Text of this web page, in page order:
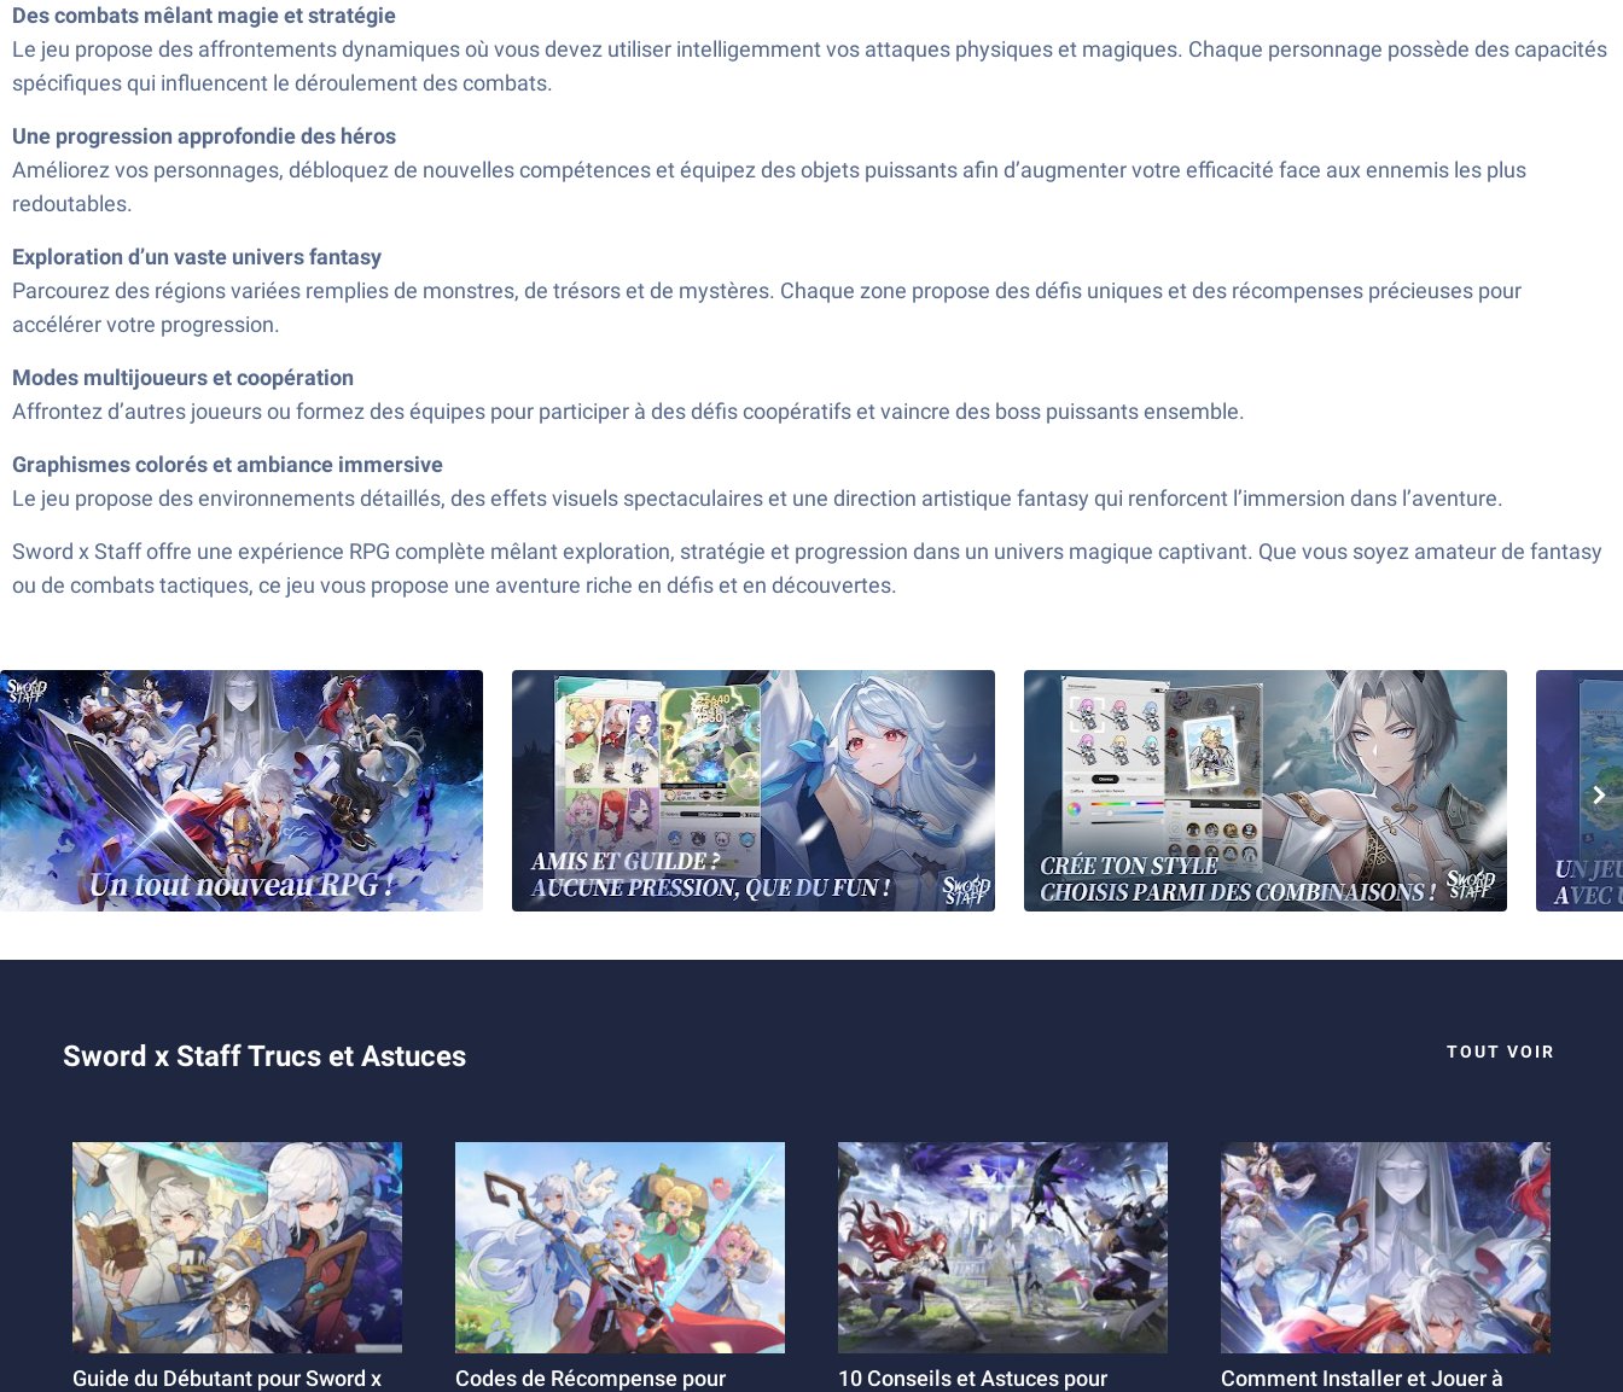
Des combats mêlant magie et stratégie
Le jeu propose des affrontements dynamiques où vous devez utiliser intelligemment vos attaques physiques et magiques. Chaque personnage possède des capacités
spécifiques qui influencent le déroulement des combats.
Une progression approfondie des héros
Améliorez vos personnages, débloquez de nouvelles compétences et équipez des objets puissants afin d’augmenter votre efficacité face aux ennemis les plus
redoutables.
Exploration d’un vaste univers fantasy
Parcourez des régions variées remplies de monstres, de trésors et de mystères. Chaque zone propose des défis uniques et des récompenses précieuses pour
accélérer votre progression.
Modes multijoueurs et coopération
Affrontez d’autres joueurs ou formez des équipes pour participer à des défis coopératifs et vaincre des boss puissants ensemble.
Graphismes colorés et ambiance immersive
Le jeu propose des environnements détaillés, des effets visuels spectaculaires et une direction artistique fantasy qui renforcent l’immersion dans l’aventure.
Sword x Staff offre une expérience RPG complète mêlant exploration, stratégie et progression dans un univers magique captivant. Que vous soyez amateur de fantasy
ou de combats tactiques, ce jeu vous propose une aventure riche en défis et en découvertes.
Sword x Staff Trucs et Astuces TOUT VOIR
Guide du Débutant pour Sword x
Codes de Récompense pour
10 Conseils et Astuces pour
Comment Installer et Jouer à